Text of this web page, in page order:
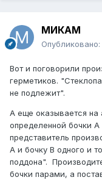
МИКАМ
Опубликовано:
Вот и поговорили
герметиков.
не подлежит".
А еще оказывается на
определенной бочки
представитель
А и бочку В одного и
поддона".
бочки парами, а